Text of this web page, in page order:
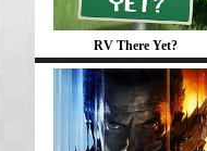
RV There Yet?